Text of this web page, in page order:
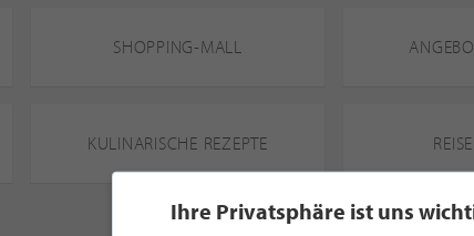
SHOPPING-MALL
KULINARISCHE REZEPTE
Ihre Privatsphäre ist uns